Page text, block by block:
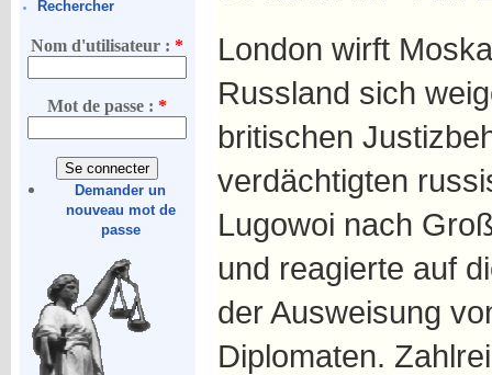
Rechercher
Nom d'utilisateur :*
Mot de passe :*
Demander un
nouveau mot de
passe
London wirft
Russland sich
britischen
verdächtigten
Lugowoi nach
und reagierte auf
der Ausweisung
Diplomaten.